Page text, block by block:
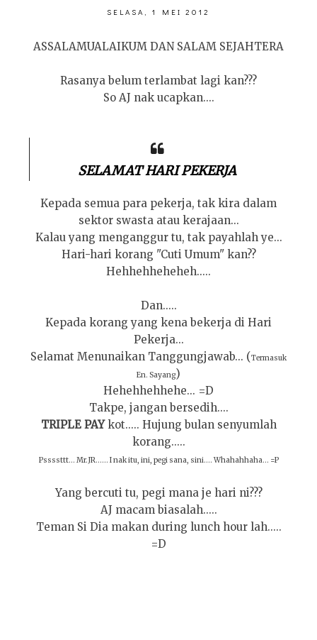
SELASA, 1 MEI 2012
ASSALAMUALAIKUM DAN SALAM SEJAHTERA
Rasanya belum terlambat lagi kan???
So AJ nak ucapkan....
SELAMAT HARI PEKERJA
Kepada semua para pekerja, tak kira dalam
sektor swasta atau kerajaan...
Kalau yang menganggur tu, tak payahlah ye...
Hari-hari korang "Cuti Umum" kan??
Hehhehheheheh.....
Dan.....
Kepada korang yang kena bekerja di Hari
Pekerja...
Selamat Menunaikan Tanggungjawab... (Termasuk
En. Sayang)
Hehehhehhehe... =D
Takpe, jangan bersedih....
TRIPLE PAYkot..... Hujung bulan senyumlah
korang.....
Pssssttt... Mr.JR...... I nak itu, ini, pegi sana, sini.... Whahahhaha... =P
Yang bercuti tu, pegi mana je hari ni???
AJ macam biasalah.....
Teman Si Dia makan during lunch hour lah.....
=D